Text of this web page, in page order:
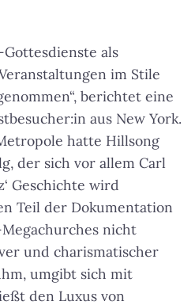
als
im Stile
berichtet eine
aus New York.
hatte Hillsong
der sich vor allem Carl
Geschichte wird
Teil der Dokumentation
nicht
und charismatischer
umgibt sich mit
den Luxus von